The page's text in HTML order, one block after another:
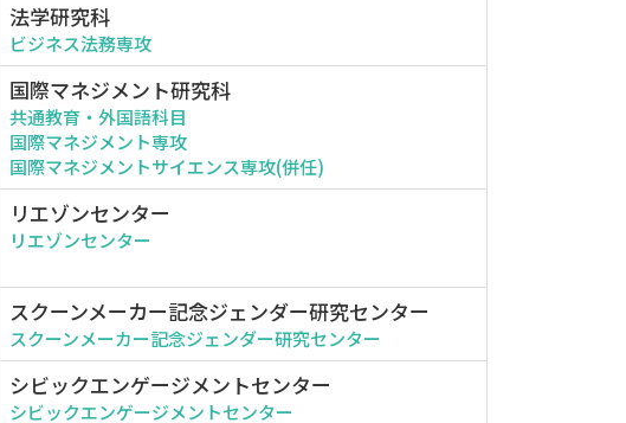
法学研究科
ビジネス法務専攻
国際マネジメント研究科
共通教育・外国語科目
国際マネジメント専攻
国際マネジメントサイエンス専攻(併任)
リエゾンセンター
リエゾンセンター
スクーンメーカー記念ジェンダー研究センター
スクーンメーカー記念ジェンダー研究センター
シビックエンゲージメントセンター
シビックエンゲージメントセンター